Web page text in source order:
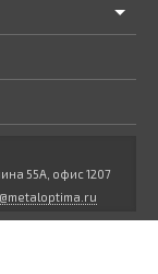
55А, офис 1207